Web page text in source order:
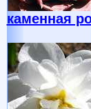
каменная